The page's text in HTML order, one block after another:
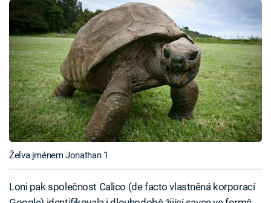
Želva jménem Jonathan 1
Loni pak společnost Calico (de facto vlastněná korporací